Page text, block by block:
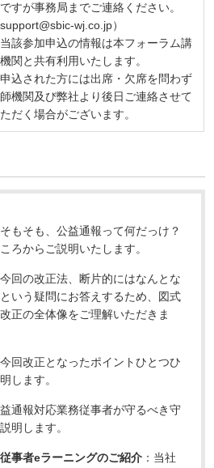
すが事務局までご連絡ください。
support@sbic-wj.co.jp）
該参加申込の情報は本フォーラム講
関と共有利用いたします。
込された方には出席・欠席を問わず
機関及び弊社より後日ご連絡させて
だく場合がございます。
そもそも、公益通報って何だっけ？
ろからご説明いたします。
今回の改正法、断片的にはなんとな
いう疑問にお答えするため、図式
正の全体像をご理解いただきま
今回改正となったポイントひとつひ
します。
益通報対応業務従事者が守るべき守
明します。
事者eラーニングのご紹介 ：当社